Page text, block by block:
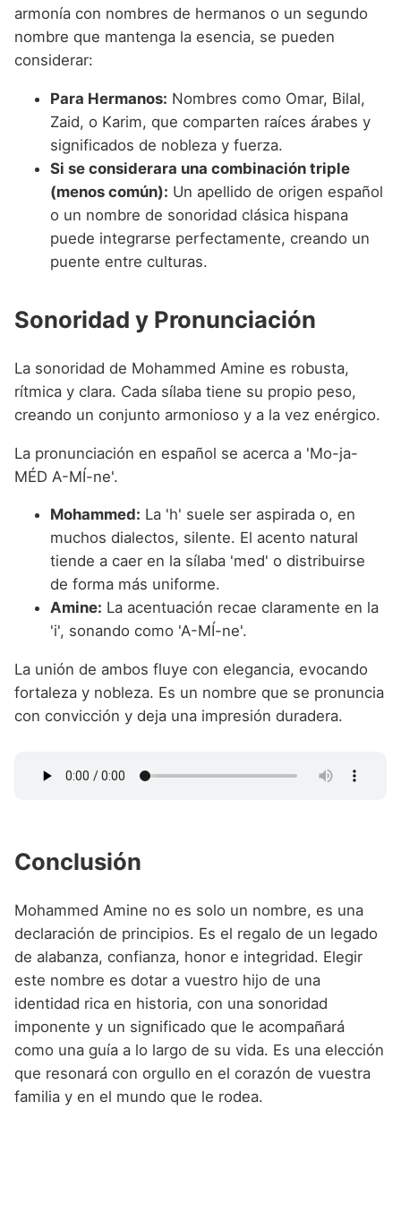
armonía con nombres de hermanos o un segundo
nombre que mantenga la esencia, se pueden
considerar:
Para Hermanos: Nombres como Omar, Bilal,
Zaid, o Karim, que comparten raíces árabes y
significados de nobleza y fuerza.
Si se considerara una combinación triple
(menos común): Un apellido de origen español
o un nombre de sonoridad clásica hispana
puede integrarse perfectamente, creando un
puente entre culturas.
Sonoridad y Pronunciación
La sonoridad de Mohammed Amine es robusta,
rítmica y clara. Cada sílaba tiene su propio peso,
creando un conjunto armonioso y a la vez enérgico.
La pronunciación en español se acerca a 'Mo-ja-
MÉD A-MÍ-ne'.
Mohammed: La 'h' suele ser aspirada o, en
muchos dialectos, silente. El acento natural
tiende a caer en la sílaba 'med' o distribuirse
de forma más uniforme.
Amine: La acentuación recae claramente en la
'i', sonando como 'A-MÍ-ne'.
La unión de ambos fluye con elegancia, evocando
fortaleza y nobleza. Es un nombre que se pronuncia
con convicción y deja una impresión duradera.
Conclusión
Mohammed Amine no es solo un nombre, es una
declaración de principios. Es el regalo de un legado
de alabanza, confianza, honor e integridad. Elegir
este nombre es dotar a vuestro hijo de una
identidad rica en historia, con una sonoridad
imponente y un significado que le acompañará
como una guía a lo largo de su vida. Es una elección
que resonará con orgullo en el corazón de vuestra
familia y en el mundo que le rodea.